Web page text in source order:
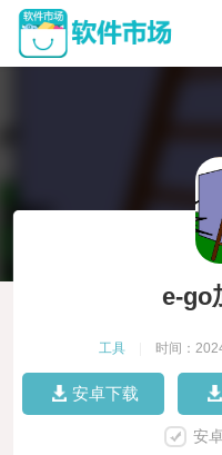
e-go
工具 时间：
安卓下载
安